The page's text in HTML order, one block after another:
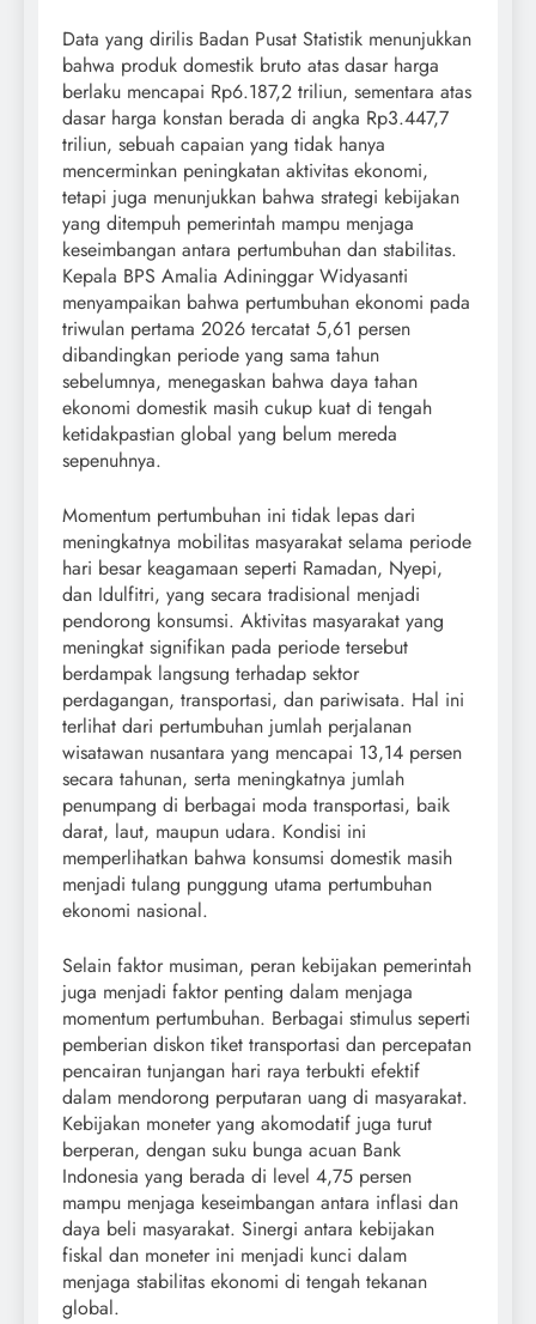
Data yang dirilis Badan Pusat Statistik menunjukkan
bahwa produk domestik bruto atas dasar harga
berlaku mencapai Rp6.187,2 triliun, sementara atas
dasar harga konstan berada di angka Rp3.447,7
triliun, sebuah capaian yang tidak hanya
mencerminkan peningkatan aktivitas ekonomi,
tetapi juga menunjukkan bahwa strategi kebijakan
yang ditempuh pemerintah mampu menjaga
keseimbangan antara pertumbuhan dan stabilitas.
Kepala BPS Amalia Adininggar Widyasanti
menyampaikan bahwa pertumbuhan ekonomi pada
triwulan pertama 2026 tercatat 5,61 persen
dibandingkan periode yang sama tahun
sebelumnya, menegaskan bahwa daya tahan
ekonomi domestik masih cukup kuat di tengah
ketidakpastian global yang belum mereda
sepenuhnya.
Momentum pertumbuhan ini tidak lepas dari
meningkatnya mobilitas masyarakat selama periode
hari besar keagamaan seperti Ramadan, Nyepi,
dan Idulfitri, yang secara tradisional menjadi
pendorong konsumsi. Aktivitas masyarakat yang
meningkat signifikan pada periode tersebut
berdampak langsung terhadap sektor
perdagangan, transportasi, dan pariwisata. Hal ini
terlihat dari pertumbuhan jumlah perjalanan
wisatawan nusantara yang mencapai 13,14 persen
secara tahunan, serta meningkatnya jumlah
penumpang di berbagai moda transportasi, baik
darat, laut, maupun udara. Kondisi ini
memperlihatkan bahwa konsumsi domestik masih
menjadi tulang punggung utama pertumbuhan
ekonomi nasional.
Selain faktor musiman, peran kebijakan pemerintah
juga menjadi faktor penting dalam menjaga
momentum pertumbuhan. Berbagai stimulus seperti
pemberian diskon tiket transportasi dan percepatan
pencairan tunjangan hari raya terbukti efektif
dalam mendorong perputaran uang di masyarakat.
Kebijakan moneter yang akomodatif juga turut
berperan, dengan suku bunga acuan Bank
Indonesia yang berada di level 4,75 persen
mampu menjaga keseimbangan antara inflasi dan
daya beli masyarakat. Sinergi antara kebijakan
fiskal dan moneter ini menjadi kunci dalam
menjaga stabilitas ekonomi di tengah tekanan
global.